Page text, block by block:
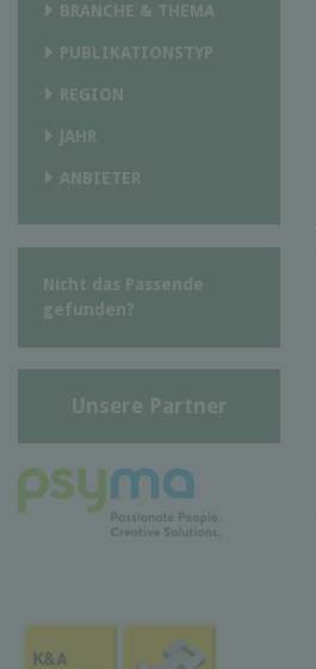
BRANCHE & THEMA
PUBLIKATIONSTYP
REGION
JAHR
ANBIETER
Nicht das Passende
gefunden?
Unsere Partner